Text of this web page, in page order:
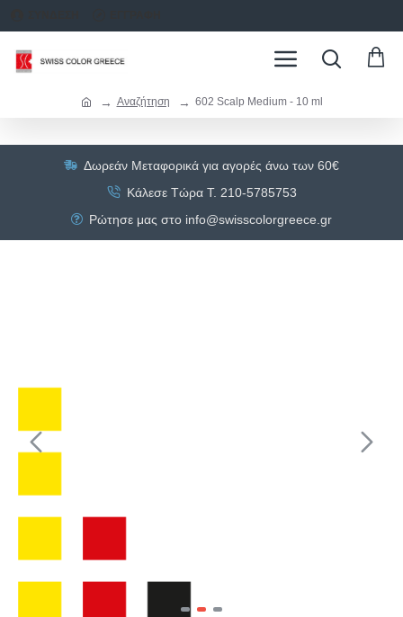
Αναζήτηση 602 Scalp Medium - 10 ml
Δωρεάν Μεταφορικά για αγορές άνω των 60€
Κάλεσε Τώρα Τ. 210-5785753
Ρώτησε μας στο info@swisscolorgreece.gr